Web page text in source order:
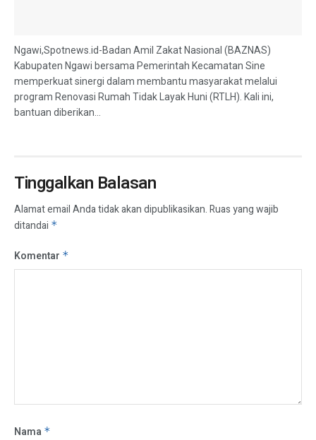
Ngawi,Spotnews.id-Badan Amil Zakat Nasional (BAZNAS)
Kabupaten Ngawi bersama Pemerintah Kecamatan Sine
memperkuat sinergi dalam membantu masyarakat melalui
program Renovasi Rumah Tidak Layak Huni (RTLH). Kali ini,
bantuan diberikan...
Tinggalkan Balasan
Alamat email Anda tidak akan dipublikasikan.Ruas yang wajib
ditandai *
Komentar *
Nama *